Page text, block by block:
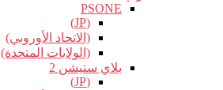
PSONE
(JP)
(الاتحاد الأوروبي)
(الولايات المتحدة)
بلاي ستيشن 2
(JP)